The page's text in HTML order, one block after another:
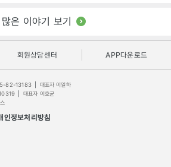
은 이야기 보기
회원상담센터 APP다운로드
82-13183
대표자 이일하
대표자 이호균
인정보처리방침